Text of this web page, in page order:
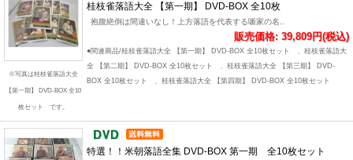
※写真は桂枝雀落語大全
【第一期】 DVD-BOX 全10
枚セット です。
桂枝雀落語大全 【第一期】 DVD-BOX 全10枚
抱腹絶倒は間違いなし！上方落語を代表する噺家の名..
販売価格: 39,809円(税込)
●関連商品/桂枝雀落語大全 【第一期】 DVD-BOX 全10枚セット 、桂枝雀落語大
全 【第二期】 DVD-BOX 全10枚セット 、桂枝雀落語大全 【第三期】 DVD-
BOX 全10枚セット 、桂枝雀落語大全 【第四期】 DVD-BOX 全10枚セット
特選！！米朝落語全集 DVD-BOX 第一期 全10枚セット